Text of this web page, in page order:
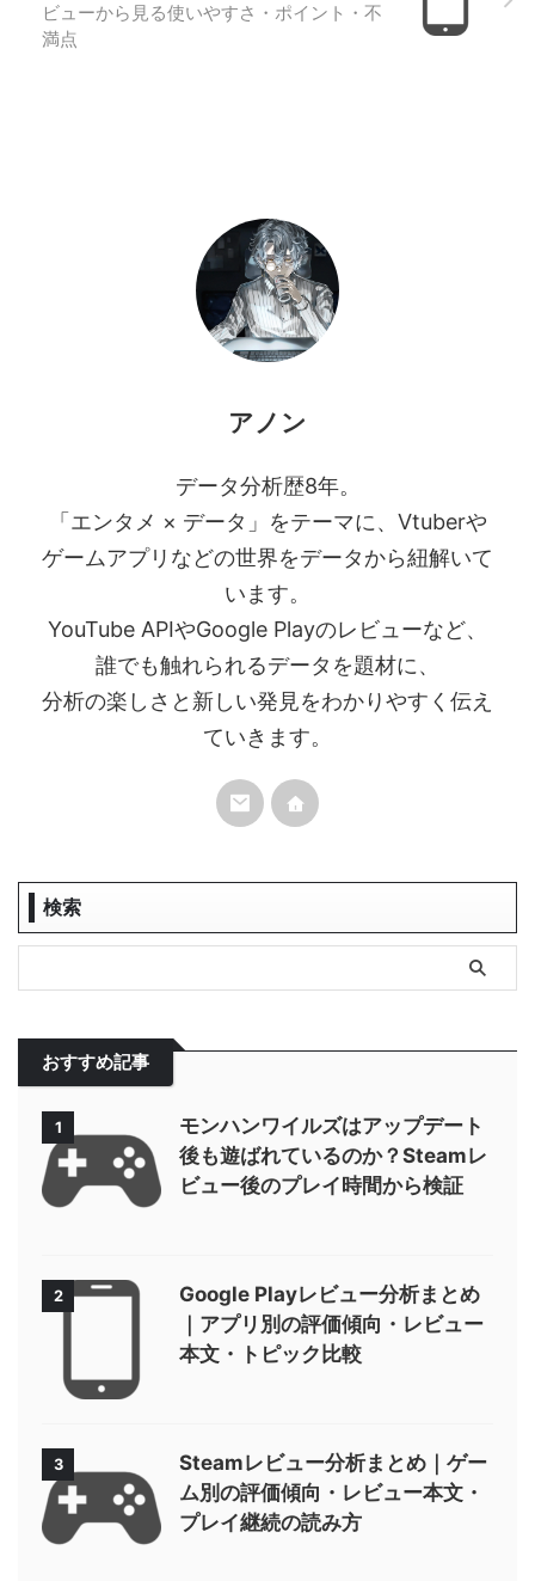
ビューから見る使いやすさ・ポイント・不
満点
アノン
データ分析歴8年。
「エンタメ × データ」をテーマに、Vtuberや
ゲームアプリなどの世界をデータから紐解いて
います。
YouTube APIやGoogle Playのレビューなど、
誰でも触れられるデータを題材に、
分析の楽しさと新しい発見をわかりやすく伝え
ていきます。
検索
おすすめ記事
1
モンハンワイルズはアップデート
後も遊ばれているのか？Steamレ
ビュー後のプレイ時間から検証
2
Google Playレビュー分析まとめ
｜アプリ別の評価傾向・レビュー
本文・トピック比較
3
Steamレビュー分析まとめ｜ゲー
ム別の評価傾向・レビュー本文・
プレイ継続の読み方